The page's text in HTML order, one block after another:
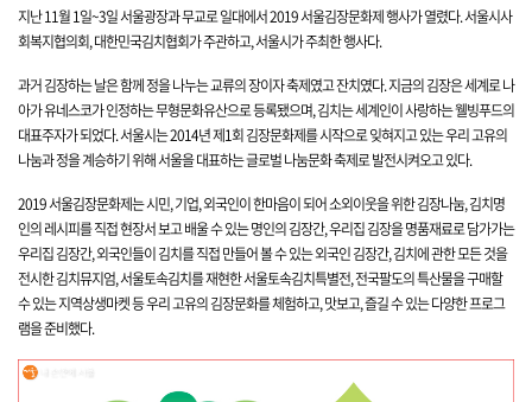
지난 11월 1일~3일서울광장과 무교로 일대에서 2019 서울김장문화제행사가 열렸다.서울시사
회복지협의회, 대한민국김치협회가 주관하고, 서울시가 주최한 행사다.
과거 김장하는 날은 함께 정을 나누는 교류의 장이자 축제였고 잔치였다.지금의 김장은 세계로 나
아가 유네스코가 인정하는 무형문화유산으로 등록됐으며,김치는 세계인이 사랑하는 웰빙푸드의
대표주자가 되었다.서울시는 2014년 제1회 김장문화제를 시작으로 잊혀지고 있는 우리 고유의
나눔과 정을 계승하기 위해서울을 대표하는 글로벌 나눔문화 축제로 발전시켜오고 있다.
2019 서울김장문화제는 시민, 기업, 외국인이 한마음이 되어 소외이웃을 위한 김장나눔,김치명
인의 레시피를 직접 현장서 보고 배울 수 있는 명인의 김장간,우리집 김장을 명품재료로 담가가는
우리집 김장간,외국인들이 김치를 직접 만들어 볼 수 있는 외국인 김장간,김치에 관한 모든 것을
전시한 김치뮤지엄, 서울토속김치를 재현한 서울토속김치특별전,전국팔도의 특산물을 구매할
수 있는 지역상생마켓 등우리 고유의 김장문화를 체험하고, 맛보고, 즐길 수 있는 다양한 프로그
램을 준비했다.